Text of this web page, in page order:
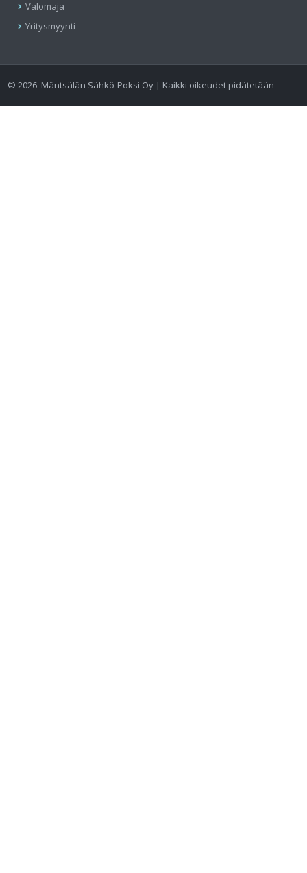
Valomaja
Yritysmyynti
©2026 Mäntsälän Sähkö-Poksi Oy | Kaikki oikeudet pidätetään